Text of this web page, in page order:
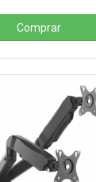
Comprar